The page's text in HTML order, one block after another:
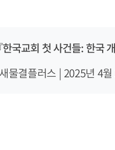
국교회 첫 사건들: 한국
새물결플러스 | 2025년 4